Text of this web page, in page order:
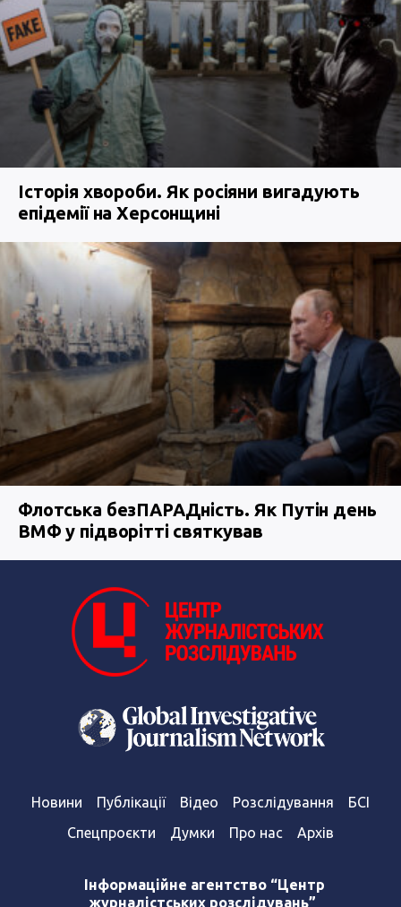
Історія хвороби. Як росіяни вигадують
епідемії на Херсонщині
Флотська безПАРАДність. Як Путін день
ВМФ у підворітті святкував
Новини Публікації Відео Розслідування
БСІ
Спецпроєкти
Думки Про нас Архів
Інформаційне агентство “Центр
журналістських розслідувань”